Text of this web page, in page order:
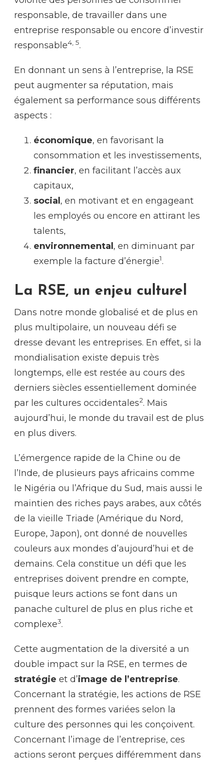
responsable, de travailler dans une
entreprise responsable ou encore d’investir
responsable4, 5.
En donnant un sens à l’entreprise, la RSE
peut augmenter sa réputation, mais
également sa performance sous différents
aspects :
économique, en favorisant la
consommation et les investissements,
financier, en facilitant l’accès aux
capitaux,
social , en motivant et en engageant
les employés ou encore en attirant les
talents,
environnemental , en diminuant par
exemple la facture d’énergie1.
La RSE, un enjeu culturel
Dans notre monde globalisé et de plus en
plus multipolaire, un nouveau défi se
dresse devant les entreprises. En effet, si la
mondialisation existe depuis très
longtemps, elle est restée au cours des
derniers siècles essentiellement dominée
par les cultures occidentales2. Mais
aujourd’hui, le monde du travail est de plus
en plus divers.
L’émergence rapide de la Chine ou de
l’Inde, de plusieurs pays africains comme
le Nigéria ou l’Afrique du Sud, mais aussi le
maintien des riches pays arabes, aux côtés
de la vieille Triade (Amérique du Nord,
Europe, Japon), ont donné de nouvelles
couleurs aux mondes d’aujourd’hui et de
demains. Cela constitue un défi que les
entreprises doivent prendre en compte,
puisque leurs actions se font dans un
panache culturel de plus en plus riche et
complexe3.
Cette augmentation de la diversité a un
double impact sur la RSE, en termes de
stratégie et d’image de l’entreprise.
Concernant la stratégie, les actions de RSE
prennent des formes variées selon la
culture des personnes qui les conçoivent.
Concernant l’image de l’entreprise, ces
actions seront perçues différemment dans